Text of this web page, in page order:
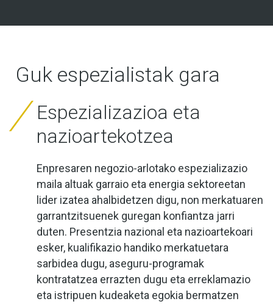
Guk espezialistak gara
Espezializazioa eta
nazioartekotzea
Enpresaren negozio-arlotako espezializazio
maila altuak garraio eta energia sektoreetan
lider izatea ahalbidetzen digu, non merkatuaren
garrantzitsuenek guregan konfiantza jarri
duten. Presentzia nazional eta nazioartekoari
esker, kualifikazio handiko merkatuetara
sarbidea dugu, aseguru-programak
kontratatzea errazten dugu eta erreklamazio
eta istripuen kudeaketa egokia bermatzen